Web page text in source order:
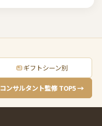
ギフトシーン別
コンサルタント監修 TOP5 →